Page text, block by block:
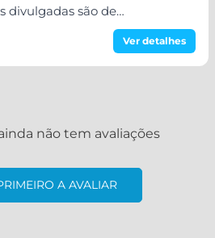
Ver detalhes
divulgadas são de
fornecedor.
não tem avaliações
A AVALIAR